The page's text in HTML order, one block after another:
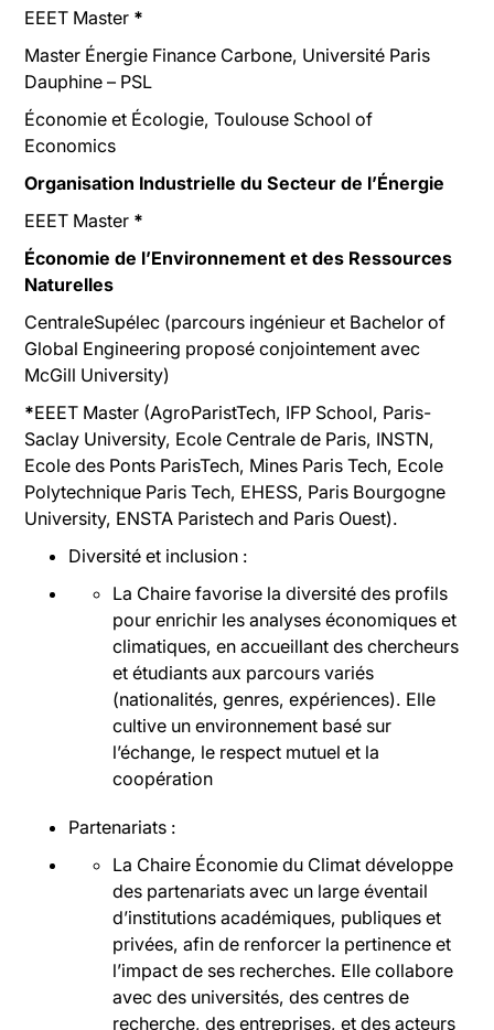
EEET Master *
Master Énergie Finance Carbone, Université Paris
Dauphine – PSL
Économie et Écologie, Toulouse School of
Economics
Organisation Industrielle du Secteur de l’Énergie
EEET Master *
Économie de l’Environnement et des Ressources
Naturelles
CentraleSupélec (parcours ingénieur et Bachelor of
Global Engineering proposé conjointement avec
McGill University)
*EEET Master (AgroParistTech, IFP School, Paris-
Saclay University, Ecole Centrale de Paris, INSTN,
Ecole des Ponts ParisTech, Mines Paris Tech, Ecole
Polytechnique Paris Tech, EHESS, Paris Bourgogne
University, ENSTA Paristech and Paris Ouest).
Diversité et inclusion :
La Chaire favorise la diversité des profils
pour enrichir les analyses économiques et
climatiques, en accueillant des chercheurs
et étudiants aux parcours variés
(nationalités, genres, expériences). Elle
cultive un environnement basé sur
l’échange, le respect mutuel et la
coopération
Partenariats :
La Chaire Économie du Climat développe
des partenariats avec un large éventail
d’institutions académiques, publiques et
privées, afin de renforcer la pertinence et
l’impact de ses recherches. Elle collabore
avec des universités, des centres de
recherche, des entreprises, et des acteurs